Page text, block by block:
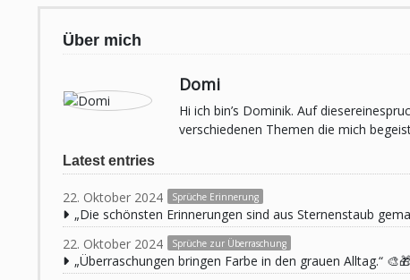
Über mich
Domi
Hi ich bin’s Dominik. Auf
verschiedenen Themen die mich
Latest entries
22. Oktober 2024 Sprüche Erinnerung
„Die schönsten Erinnerungen sind aus Sternenstaub
22. Oktober 2024
Sprüche zur Überraschung
„Überraschungen bringen Farbe in den grauen Alltag.“